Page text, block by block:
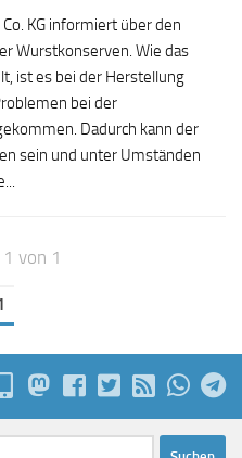
KG informiert über den
Wurstkonserven. Wie das
ist es bei der Herstellung
bei der
Dadurch kann der
sein und unter Umständen
von 1